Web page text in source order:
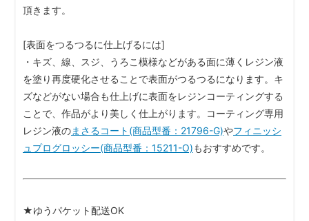
頂きます。
[表面をつるつるに仕上げるには]
・キズ、線、スジ、うろこ模様などがある面に薄くレジン液
を塗り再度硬化させることで表面がつるつるになります。キ
ズなどがない場合も仕上げに表面をレジンコーティングする
ことで、作品がより美しく仕上がります。コーティング専用
レジン液のまさるコート(商品型番：21796-G)やフィニッシ
ュプログロッシー(商品型番：15211-O)もおすすめです。
★ゆうパケット配送OK